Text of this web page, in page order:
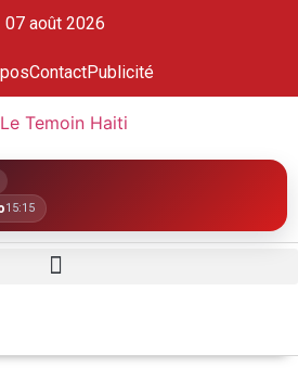
07 août 2026
ContactPublicité
15:15